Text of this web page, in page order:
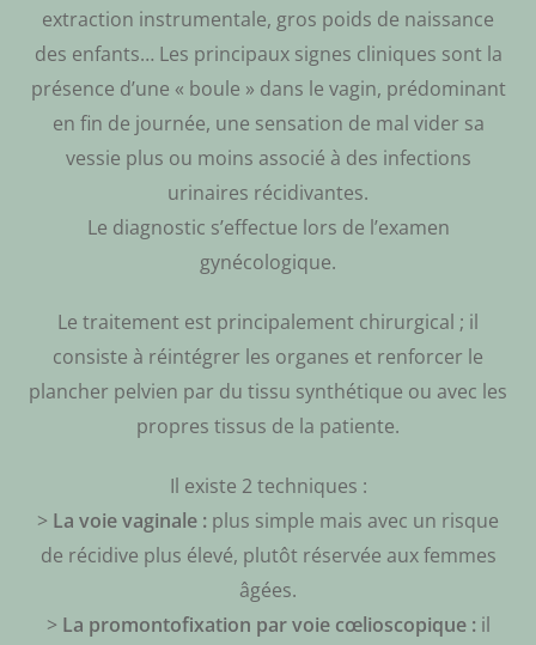
extraction instrumentale, gros poids de naissance
des enfants… Les principaux signes cliniques sont la
présence d’une « boule » dans le vagin, prédominant
en fin de journée, une sensation de mal vider sa
vessie plus ou moins associé à des infections
urinaires récidivantes.
Le diagnostic s’effectue lors de l’examen
gynécologique.
Le traitement est principalement chirurgical ; il
consiste à réintégrer les organes et renforcer le
plancher pelvien par du tissu synthétique ou avec les
propres tissus de la patiente.
Il existe 2 techniques :
> La voie vaginale : plus simple mais avec un risque
de récidive plus élevé, plutôt réservée aux femmes
âgées.
> La promontofixation par voie cœlioscopique :il